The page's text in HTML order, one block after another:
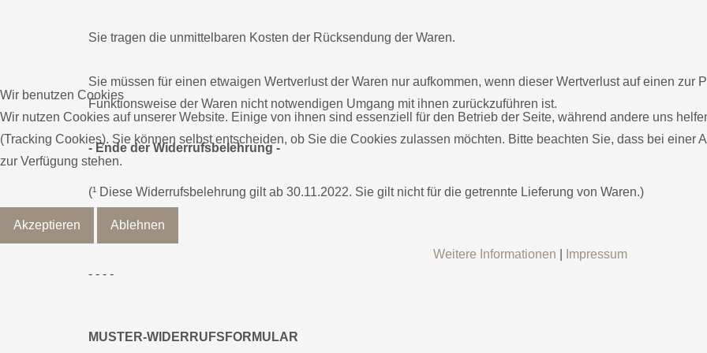
Sie tragen die unmittelbaren Kosten der Rücksendung der Waren.
Sie müssen für einen etwaigen Wertverlust der Waren nur aufkommen, wenn dieser Wertverlust auf einen zur
Funktionsweise der Waren nicht notwendigen Umgang mit ihnen zurückzuführen ist.
- Ende der Widerrufsbelehrung -
(¹ Diese Widerrufsbelehrung gilt ab 30.11.2022. Sie gilt nicht für die getrennte Lieferung von Waren.)
- - - -
MUSTER-WIDERRUFSFORMULAR
Wir benutzen Cookies
Wir nutzen Cookies auf unserer Website. Einige von ihnen sind essenziell für den Betrieb der Seite, während andere uns
(Tracking Cookies). Sie können selbst entscheiden, ob Sie die Cookies zulassen möchten. Bitte beachten Sie, dass bei
zur Verfügung stehen.
Akzeptieren Ablehnen
Weitere Informationen Impressum